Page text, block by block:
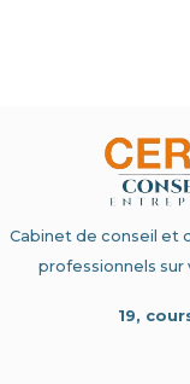
Cabinet de conseil et
professionnels
19,